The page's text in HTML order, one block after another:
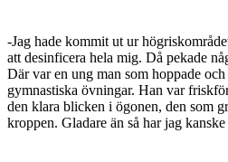
-Jag hade kommit ut ur
att desinficera hela mig. Då pekade
Där var en ung man som hoppade
gymnastiska övningar. Han var
den klara blicken i ögonen, den som
krop­pen. Gladare än så har jag